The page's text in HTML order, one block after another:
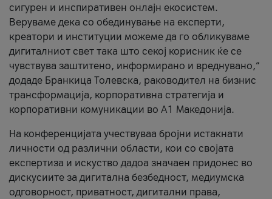
сигурен и инспиративен онлајн екосистем.
Веруваме дека со обединување на експерти,
креатори и институции можеме да го обликуваме
дигиталниот свет така што секој корисник ќе се
чувствува заштитено, информирано и вреднувано,“
додаде Бранкица Толевска, раководител на бизнис
трансформација, корпоративна стратегија и
корпоративни комуникации во А1 Македонија.
На конференцијата учествуваа бројни истакнати
личности од различни области, кои со својата
експертиза и искуство дадоа значаен придонес во
дискусиите за дигитална безбедност, медиумска
одговорност, приватност, дигитални права,